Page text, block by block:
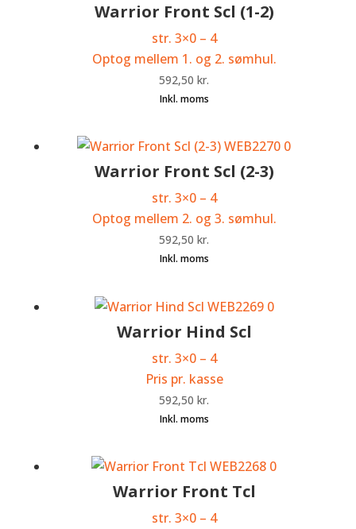
Warrior Front Scl (1-2)
str. 3×0 – 4
Optog mellem 1. og 2. sømhul.
592,50kr.
Warrior Front Scl (2-3)
str. 3×0 – 4
Optog mellem 2. og 3. sømhul.
592,50kr.
Warrior Hind Scl
str. 3×0 – 4
Pris pr. kasse
592,50kr.
Warrior Front Tcl
str. 3×0 – 4